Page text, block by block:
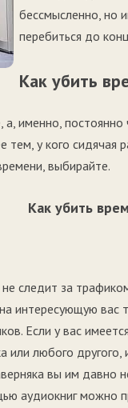
бессмысленно, но
перебиться до
Как убить
а, именно,
у кого
выбирайте.
Как убить
следит за
интересующую вас
Если у вас
или любого
вы им давно
аудиокниг можно